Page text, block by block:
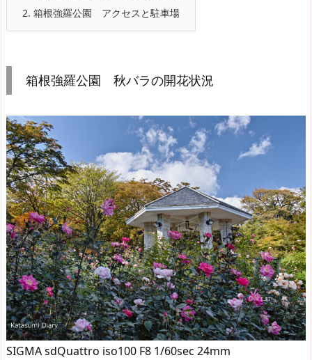
2. 箱根強羅公園 アクセスと駐車場
箱根強羅公園 秋バラの開花状況
SIGMA sdQuattro iso100 F8 1/60sec 24mm